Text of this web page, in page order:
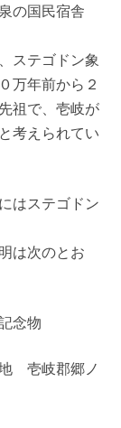
の国民宿舎
ステゴドン象
万年前から２
祖で、壱岐が
考えられてい
はステゴドン
は次のとお
念物
壱岐郡郷ノ